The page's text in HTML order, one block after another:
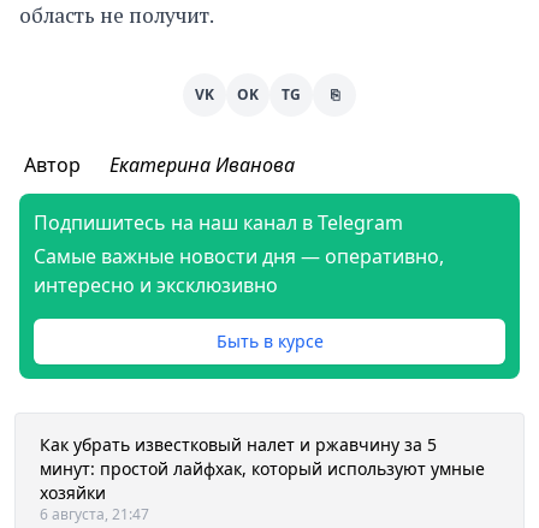
область не получит.
VK OK TG ⎘
Автор Екатерина Иванова
Подпишитесь на наш канал в Telegram
Самые важные новости дня — оперативно,
интересно и эксклюзивно
Быть в курсе
Как убрать известковый налет и ржавчину за 5
минут: простой лайфхак, который используют умные
хозяйки
6 августа, 21:47